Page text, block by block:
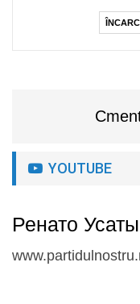
YOUTUBE
Ренато